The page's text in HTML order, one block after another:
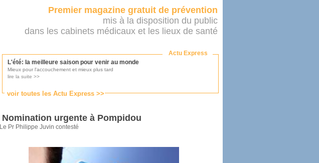
Premier magazine gratuit de prévention
mis à la disposition du public
dans les cabinets médicaux et les lieux de santé
Actu Express
voir toutes les Actu Express >>
L'été: la meilleure saison pour venir au monde
Mieux pour l'accouchement et mieux plus tard
lire la suite >>
Consultés par l'Ordre des médecins, pas par le ministère...
lire la suite >>
Une campagne de pub pour aimer son médecin
La pub au service des praticiens?
Nomination urgente à Pompidou
Le Pr Philippe Juvin contesté